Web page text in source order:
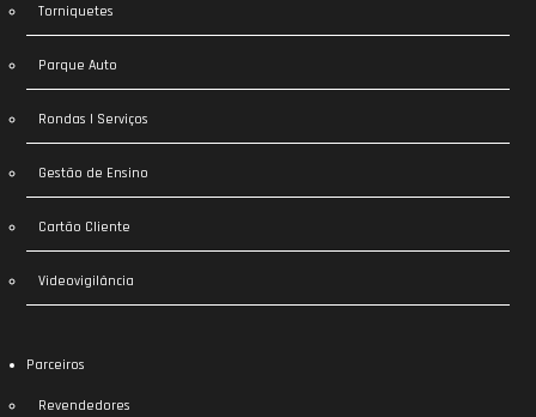
Torniquetes
Parque Auto
Rondas | Serviços
Gestão de Ensino
Cartão Cliente
Videovigilância
Parceiros
Revendedores